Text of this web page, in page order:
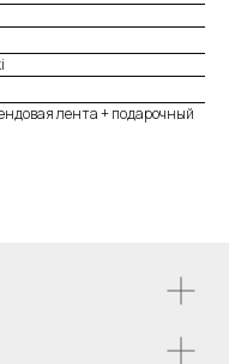
лента + подарочный